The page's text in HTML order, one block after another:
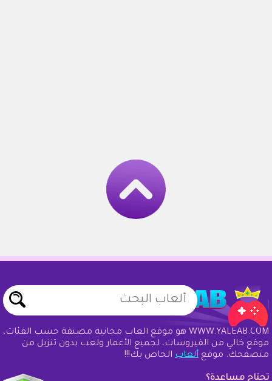
WWW.YALEAB.COM هو موقع ألعاب مجانية مصنفة حسب الفئات،
موقع خالي من الفيروسات، لجميع الأعمار ولعب بدون تنزيل من
متصفحك. موقع ألعاب الخاص بك!!!
تحتاج مساعدة؟